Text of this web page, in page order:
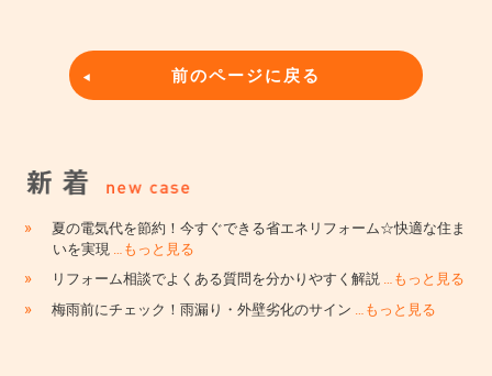
前のページに戻る
»
夏の電気代を節約！今すぐできる省エネリフォーム☆快適な住ま
いを実現 …もっと見る
» リフォーム相談でよくある質問を分かりやすく解説 …もっと見る
» 梅雨前にチェック！雨漏り・外壁劣化のサイン …もっと見る